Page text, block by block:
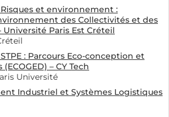
et environnement :
des Collectivités et des
Université Paris Est Créteil
: Parcours Eco-conception et
– CY Tech
Université
Industriel et Systèmes Logistiques